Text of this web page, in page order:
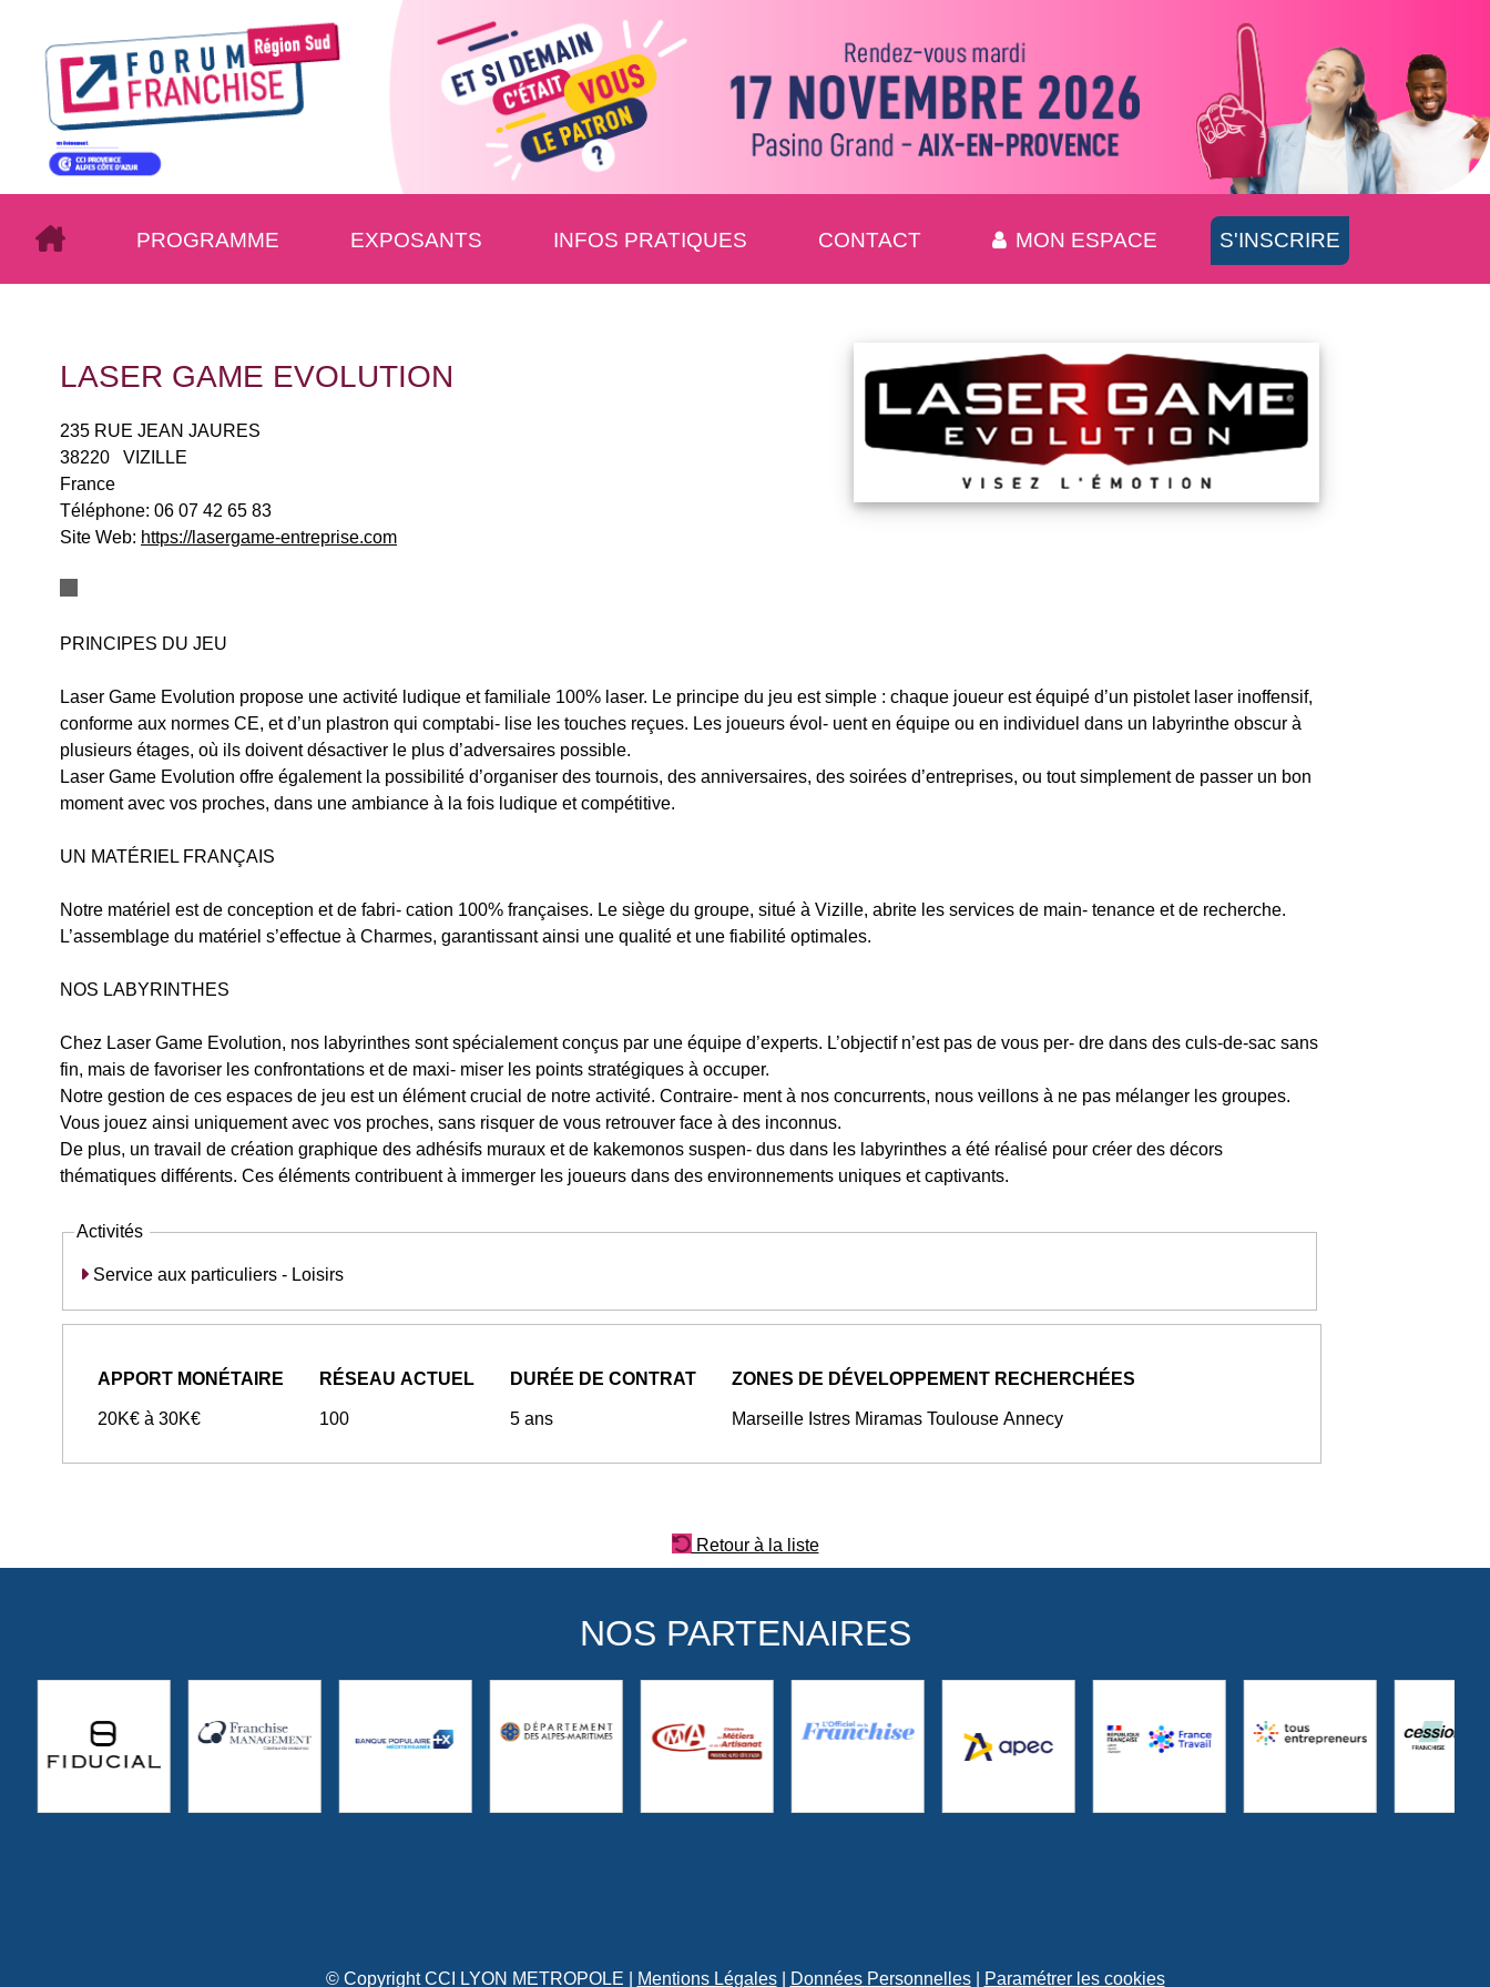
PROGRAMME EXPOSANTS INFOS PRATIQUES CONTACT MON ESPACE S'INSCRIRE
LASER GAME EVOLUTION
235 RUE JEAN JAURES
38220
VIZILLE
France
Téléphone: 06 07 42 65 83
Site Web: https://lasergame-entreprise.com
PRINCIPES DU JEU
Laser Game Evolution propose une activité ludique et familiale 100% laser. Le principe du jeu est simple : chaque joueur est équipé d’un pistolet laser inoffensif,
conforme aux normes CE, et d’un plastron qui comptabi- lise les touches reçues. Les joueurs évol- uent en équipe ou en individuel dans un labyrinthe obscur à
plusieurs étages, où ils doivent désactiver le plus d’adversaires possible.
Laser Game Evolution offre également la possibilité d’organiser des tournois, des anniversaires, des soirées d’entreprises, ou tout simplement de passer un bon
moment avec vos proches, dans une ambiance à la fois ludique et compétitive.
UN MATÉRIEL FRANÇAIS
Notre matériel est de conception et de fabri- cation 100% françaises. Le siège du groupe, situé à Vizille, abrite les services de main- tenance et de recherche.
L’assemblage du matériel s’effectue à Charmes, garantissant ainsi une qualité et une fiabilité optimales.
NOS LABYRINTHES
Chez Laser Game Evolution, nos labyrinthes sont spécialement conçus par une équipe d’experts. L’objectif n’est pas de vous per- dre dans des culs-de-sac sans
fin, mais de favoriser les confrontations et de maxi- miser les points stratégiques à occuper.
Notre gestion de ces espaces de jeu est un élément crucial de notre activité. Contraire- ment à nos concurrents, nous veillons à ne pas mélanger les groupes.
Vous jouez ainsi uniquement avec vos proches, sans risquer de vous retrouver face à des inconnus.
De plus, un travail de création graphique des adhésifs muraux et de kakemonos suspen- dus dans les labyrinthes a été réalisé pour créer des décors
thématiques différents. Ces éléments contribuent à immerger les joueurs dans des environnements uniques et captivants.
Activités
Service aux particuliers - Loisirs
APPORT MONÉTAIRE
20K€ à 30K€
RÉSEAU ACTUEL
100
DURÉE DE CONTRAT
5 ans
ZONES DE DÉVELOPPEMENT RECHERCHÉES
Marseille Istres Miramas Toulouse Annecy
Retour à la liste
NOS PARTENAIRES
© Copyright CCI LYON METROPOLE | Mentions Légales| Données Personnelles| Paramétrer les cookies